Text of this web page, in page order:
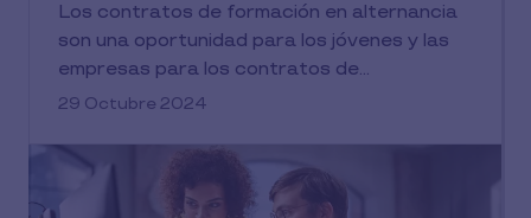
Los contratos de formación en alternancia
son una oportunidad para los jóvenes y las
empresas para los contratos de...
29 Octubre 2024